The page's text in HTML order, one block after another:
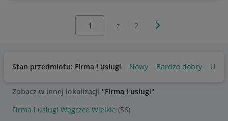
z 2 Następna strona
Stan przedmiotu: Firma i usługi Nowy Bardzo dobry
Zobacz w innej lokalizacji "Firma i usługi"
Firma i usługi Węgrzce Wielkie (56)